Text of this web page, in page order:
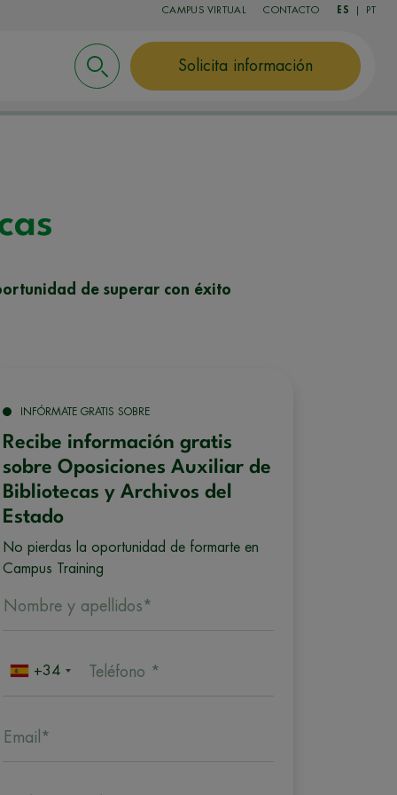
CAMPUS VIRTUAL CONTACTO ES PT
Solicita información
de superar con éxito
INFÓRMATE GRATIS SOBRE
Recibe información gratis
sobre Oposiciones Auxiliar de
Bibliotecas y Archivos del
Estado
No pierdas la oportunidad de formarte en
Campus Training
Nombre y apellidos*
+34 Teléfono *
Email*